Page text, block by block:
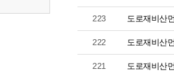
223 도로재비산
222 도로재비산
221 도로재비산